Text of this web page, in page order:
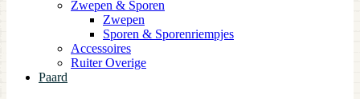
Zwepen & Sporen
Zwepen
Sporen & Sporenriempjes
Accessoires
Ruiter Overige
Paard